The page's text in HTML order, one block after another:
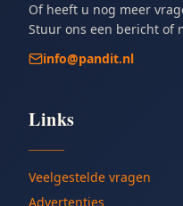
Of heeft u nog meer
Stuur ons een bericht of
info@pandit.nl
Links
Veelgestelde vragen
Advertenties